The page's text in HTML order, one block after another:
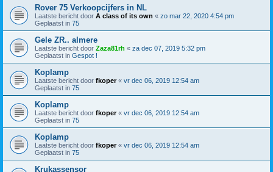
Rover 75 Verkoopcijfers in NL
Laatste bericht door A class of its own « zo mar 22, 2020 4:54 pm
Geplaatst in 75
Gele ZR.. almere
Laatste bericht door Zaza81rh « za dec 07, 2019 5:32 pm
Geplaatst in Gespot !
Koplamp
Laatste bericht door fkoper« vr dec 06, 2019 12:54 am
Geplaatst in 75
Koplamp
Laatste bericht door fkoper« vr dec 06, 2019 12:54 am
Geplaatst in 75
Koplamp
Laatste bericht door fkoper« vr dec 06, 2019 12:54 am
Geplaatst in 75
Krukassensor